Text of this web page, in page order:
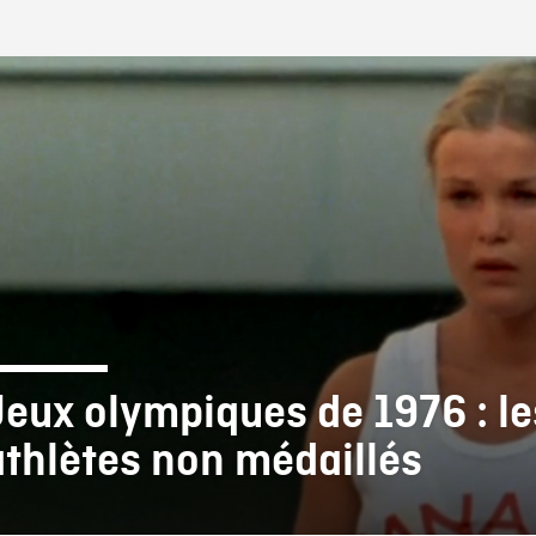
ONF
olympiques de 1976 :
non médaillés